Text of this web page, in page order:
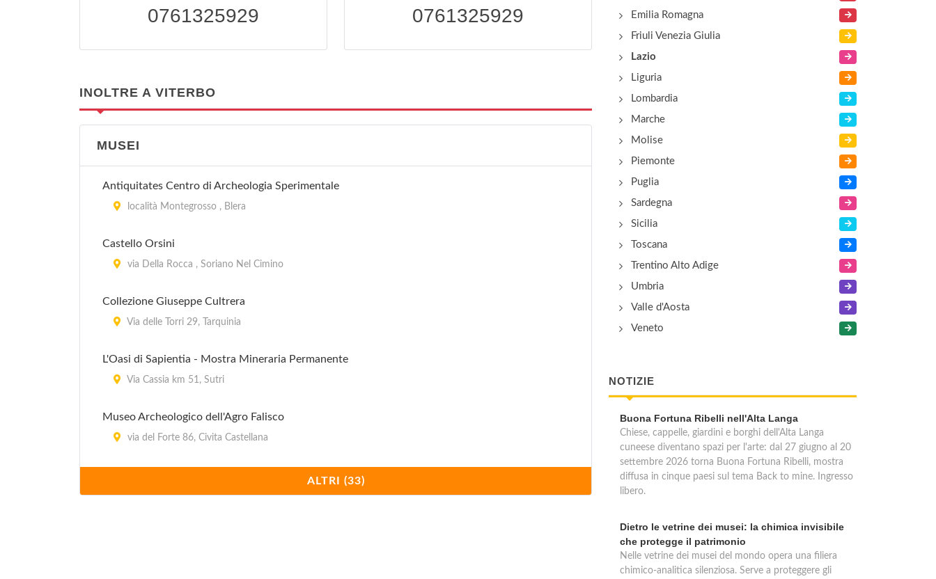
0761325929 0761325929
INOLTRE A VITERBO
MUSEI
Antiquitates Centro di Archeologia Sperimentale
località Montegrosso , Blera
Castello Orsini
via Della Rocca , Soriano Nel Cimino
Collezione Giuseppe Cultrera
Via delle Torri 29, Tarquinia
L'Oasi di Sapientia - Mostra Mineraria Permanente
Via Cassia km 51, Sutri
Museo Archeologico dell'Agro Falisco
via del Forte 86, Civita Castellana
via 13 Settembre , Nepi
ALTRI (33)
Emilia Romagna
Friuli Venezia Giulia
Lazio
Liguria
Lombardia
Marche
Molise
Piemonte
Puglia
Sardegna
Sicilia
Toscana
Trentino Alto Adige
Umbria
Valle d'Aosta
Veneto
NOTIZIE
Buona Fortuna Ribelli nell'Alta Langa
Chiese, cappelle, giardini e borghi dell'Alta Langa
cuneese diventano spazi per l'arte: dal 27 giugno al 20
settembre 2026 torna Buona Fortuna Ribelli, mostra
diffusa in cinque paesi sul tema Back to mine. Ingresso
libero.
Dietro le vetrine dei musei: la chimica invisibile
che protegge il patrimonio
Nelle vetrine dei musei del mondo opera una filiera
chimico-analitica silenziosa. Serve a proteggere gli